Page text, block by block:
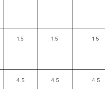
1.5 1.5 1.5
4.5 4.5 4.5